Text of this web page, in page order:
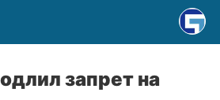
запрет на